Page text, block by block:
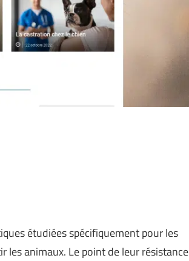
étudiées spécifiquement pour les
les animaux. Le point de leur résistance